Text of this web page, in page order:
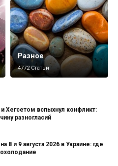
Разное
4772 Статьи
Хегсетом вспыхнул конфликт:
разногласий
8 и 9 августа 2026 в Украине: где